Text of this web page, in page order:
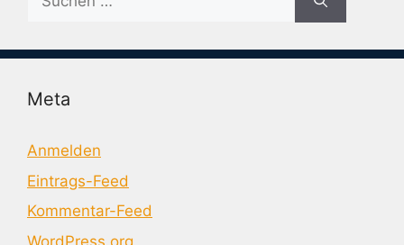
nach:
Meta
Anmelden
Eintrags-Feed
Kommentar-Feed
WordPress.org